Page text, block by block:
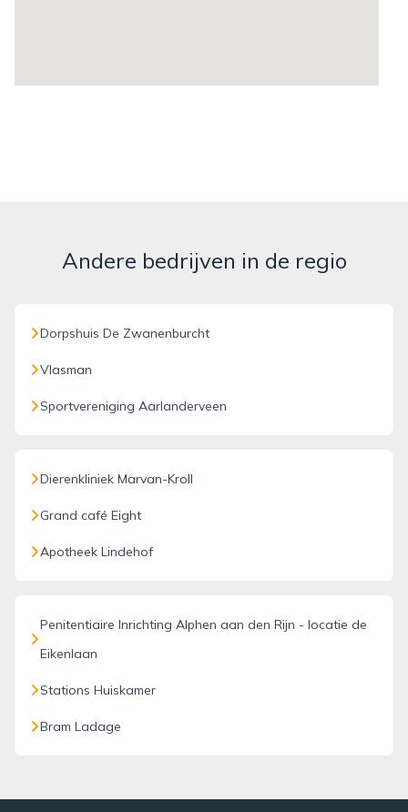
Andere bedrijven in de regio
Dorpshuis De Zwanenburcht
Vlasman
Sportvereniging Aarlanderveen
Dierenkliniek Marvan-Kroll
Grand café Eight
Apotheek Lindehof
Penitentiaire Inrichting Alphen aan den Rijn - locatie de
Eikenlaan
Stations Huiskamer
Bram Ladage